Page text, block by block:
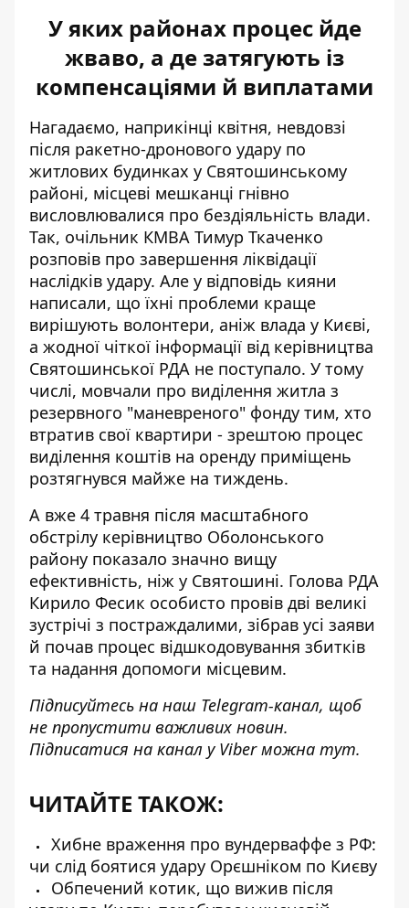
У яких районах процес йде
жваво, а де затягують із
компенсаціями й виплатами
Нагадаємо, наприкінці квітня, невдовзі
після ракетно-дронового удару по
житлових будинках у Святошинському
районі, місцеві мешканці гнівно
висловлювалися про бездіяльність влади.
Так, очільник КМВА Тимур Ткаченко
розповів про завершення ліквідації
наслідків удару. Але у відповідь кияни
написали, що їхні проблеми краще
вирішують волонтери, аніж влада у Києві,
а жодної чіткої інформації від керівництва
Святошинської РДА не поступало. У тому
числі, мовчали про виділення житла з
резервного "маневреного" фонду тим, хто
втратив свої квартири - зрештою процес
виділення коштів на оренду приміщень
розтягнувся майже на тиждень.
А вже 4 травня після масштабного
обстрілу керівництво Оболонського
району показало значно вищу
ефективність, ніж у Святошині. Голова РДА
Кирило Фесик особисто провів дві великі
зустрічі з постраждалими, зібрав усі заяви
й почав процес відшкодовування збитків
та надання допомоги місцевим.
Підписуйтесь на наш Telegram-канал, щоб
не пропустити важливих новин.
Підписатися на канал у Viber можна тут.
ЧИТАЙТЕ ТАКОЖ:
Хибне враження про вундерваффе з РФ:
чи слід боятися удару Орєшніком по Києву
Обпечений котик, що вижив після